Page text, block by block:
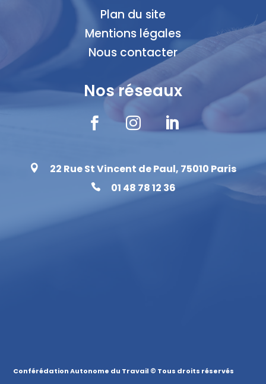
Plan du site
Mentions légales
Nous contacter
Nos réseaux
  
 22 Rue St Vincent de Paul, 75010 Paris
 01 48 78 12 36
Conférédation Autonome du Travail © Tous droits réservés